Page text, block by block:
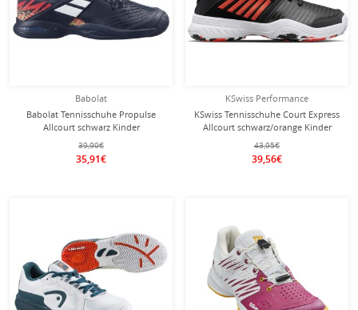
Babolat
Babolat Tennisschuhe Propulse
Allcourt schwarz Kinder
39,90€
35,91€
KSwiss Performance
KSwiss Tennisschuhe Court Express
Allcourt schwarz/orange Kinder
43,95€
39,56€